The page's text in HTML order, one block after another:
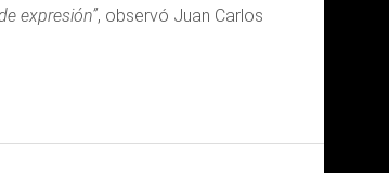
expresión”, observó Juan Carlos